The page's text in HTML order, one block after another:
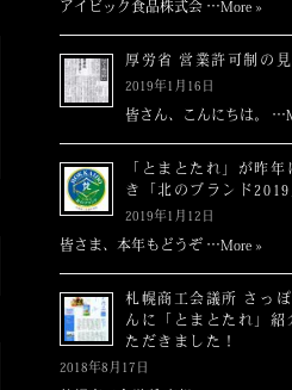
アイビック食品株式会 …More »
厚労省 営業許可制の
2019年1月16日
皆さん、こんにちは。 …
「とまとたれ」が昨年
き「北のブランド
2019年1月12日
皆さま、本年もどうぞ …More »
札幌商工会議所 さっ
んに「とまとたれ」紹
ただきました！
2018年8月17日